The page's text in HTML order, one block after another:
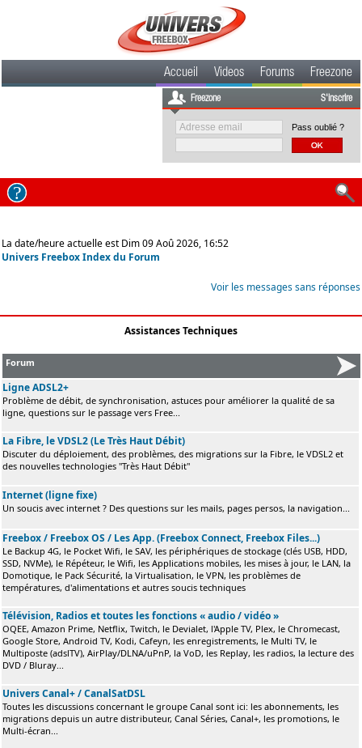
Accueil Videos Forums Freezone
Freezone S'inscrire
Pass oublié ?
La date/heure actuelle est Dim 09 Aoû 2026, 16:52
Univers Freebox Index du Forum
Voir les messages sans réponses
Assistances Techniques
Forum
Ligne ADSL2+
Problème de débit, de synchronisation, astuces pour améliorer la qualité de sa
ligne, questions sur le passage vers Free...
La Fibre, le VDSL2 (Le Très Haut Débit)
Discuter du déploiement, des problèmes, des migrations sur la Fibre, le VDSL2 et
des nouvelles technologies "Très Haut Débit"
Internet (ligne fixe)
Un soucis avec internet ? Des questions sur les mails, pages persos, la navigation...
Freebox / Freebox OS / Les App. (Freebox Connect, Freebox Files...)
Le Backup 4G, le Pocket Wifi, le SAV, les périphériques de stockage (clés USB, HDD,
SSD, NVMe), le Répéteur, le Wifi, les Applications mobiles, les mises à jour, le LAN, la
Domotique, le Pack Sécurité, la Virtualisation, le VPN, les problèmes de
températures, d'alimentations et autres soucis techniques
Télévision, Radios et toutes les fonctions « audio / vidéo »
OQEE, Amazon Prime, Netflix, Twitch, le Devialet, l'Apple TV, Plex, le Chromecast,
Google Store, Android TV, Kodi, Cafeyn, les enregistrements, le Multi TV, le
Multiposte (adslTV), AirPlay/DLNA/uPnP, la VoD, les Replay, les radios, la lecture des
DVD / Bluray...
Univers Canal+ / CanalSatDSL
Toutes les discussions concernant le groupe Canal sont ici: les abonnements, les
migrations depuis un autre distributeur, Canal Séries, Canal+, les promotions, le
Multi-écran...